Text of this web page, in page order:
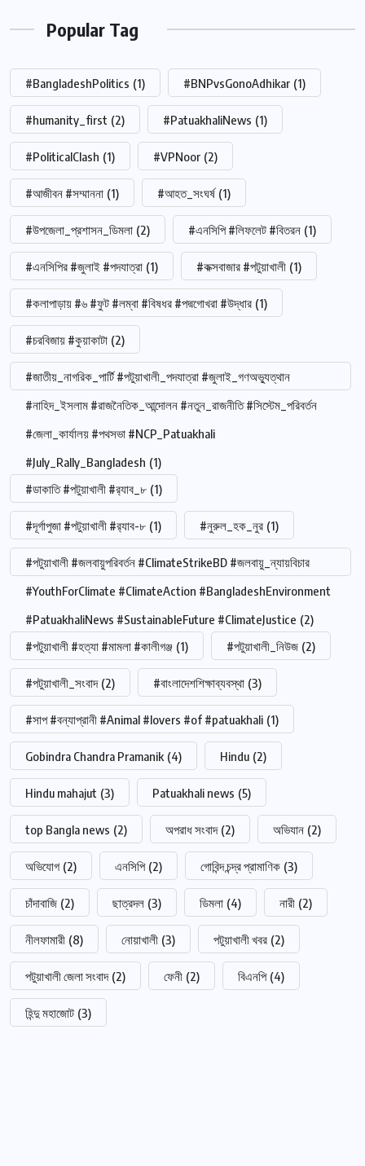
Popular Tag
#BangladeshPolitics (1) #BNPvsGonoAdhikar (1)
#humanity_first (2) #PatuakhaliNews (1)
#PoliticalClash (1) #VPNoor (2)
#আজীবন #সম্মাননা (1) #আহত_সংঘর্ষ (1)
#উপজেলা_প্রশাসন_ডিমলা (2) #এনসিপি #লিফলেট #বিতরন (1)
#এনসিপির #জুলাই #পদযাত্রা (1) #কক্সবাজার #পটুয়াখালী (1)
#কলাপাড়ায় #৬ #ফুট #লম্বা #বিষধর #পদ্মগোখরা #উদ্ধার (1)
#চরবিজায় #কুয়াকাটা (2)
#জাতীয়_নাগরিক_পার্টি #পটুয়াখালী_পদযাত্রা #জুলাই_গণঅভ্যুত্থান
#নাহিদ_ইসলাম #রাজনৈতিক_আন্দোলন #নতুন_রাজনীতি #সিস্টেম_পরিবর্তন
#জেলা_কার্যালয় #পথসভা #NCP_Patuakhali
#July_Rally_Bangladesh (1)
#ডাকাতি #পটুয়াখালী #র‍্যাব_৮ (1)
#দূর্গাপুজা #পটুয়াখালী #র‍্যাব-৮ (1) #নুরুল_হক_নুর (1)
#পটুয়াখালী #জলবায়ুপরিবর্তন #ClimateStrikeBD #জলবায়ু_ন্যায়বিচার
#YouthForClimate #ClimateAction #BangladeshEnvironment
#PatuakhaliNews #SustainableFuture #ClimateJustice (2)
#পটুয়াখালী #হত্যা #মামলা #কালীগঞ্জ (1) #পটুয়াখালী_নিউজ (2)
#পটুয়াখালী_সংবাদ (2) #বাংলাদেশশিক্ষাব্যবস্থা (3)
#সাপ #বন্যাপ্রানী #Animal #lovers #of #patuakhali (1)
Gobindra Chandra Pramanik (4) Hindu (2)
Hindu mahajut (3) Patuakhali news (5)
top Bangla news (2) অপরাধ সংবাদ (2) অভিযান (2)
অভিযোগ (2) এনসিপি (2) গোবিন্দ চন্দ্র প্রামাণিক (3)
চাঁদাবাজি (2) ছাত্রদল (3) ডিমলা (4) নারী (2)
নীলফামারী (8) নোয়াখালী (3) পটুয়াখালী খবর (2)
পটুয়াখালী জেলা সংবাদ (2) ফেনী (2) বিএনপি (4)
হিন্দু মহাজোট (3)